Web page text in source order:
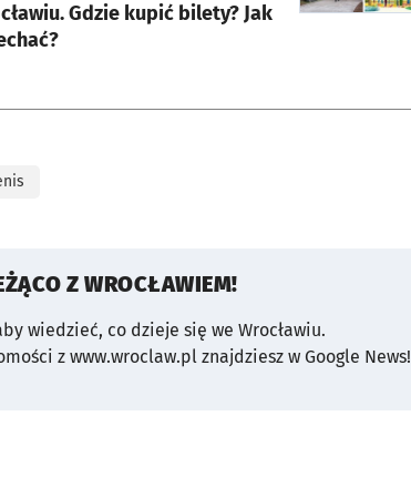
Gdzie kupić bilety? Jak
Z WROCŁAWIEM!
wiedzieć, co dzieje się we Wrocławiu.
z www.wroclaw.pl znajdziesz w Google News!